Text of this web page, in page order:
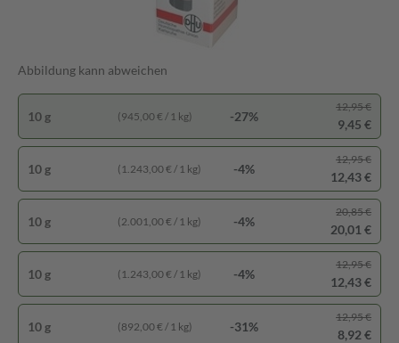
Abbildung kann abweichen
10 g (1.243,00 € / 1 kg) -4%
12,95 €
12,43 €
10 g (2.001,00 € / 1 kg) -4%
20,85 €
20,01 €
10 g (945,00 € / 1 kg) -27%
12,95 €
9,45 €
10 g (1.243,00 € / 1 kg) -4%
12,95 €
12,43 €
10 g (892,00 € / 1 kg) -31%
12,95 €
8,92 €